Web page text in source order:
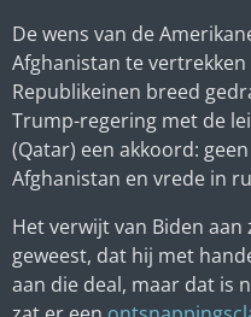
De wens van de
Afghanistan te
Republikeinen breed
Trump-regering met de
(Qatar) een akkoord:
Afghanistan en vrede in
Het verwijt van Biden
geweest, dat hij met
aan die deal, maar dat is